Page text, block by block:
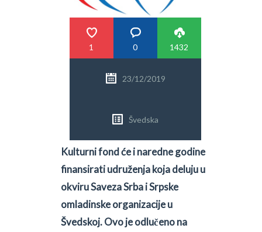
PRETRAGA
1 0 1432
23/12/2019
Švedska
Kulturni fond će i naredne godine
finansirati udruženja koja deluju u
okviru Saveza Srba i Srpske
omladinske organizacije u
Švedskoj. Ovo je odlučeno na